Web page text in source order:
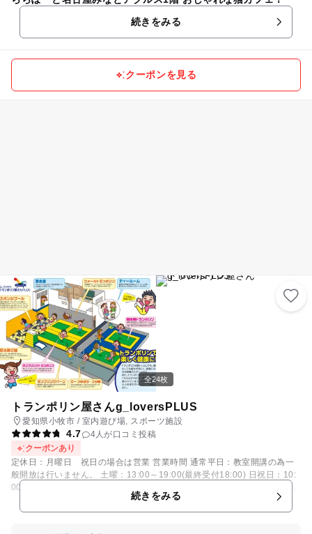
続きをみる
クーポンを見る
全24枚
トランポリン屋さんg_loversPLUS
愛知県小牧市 / 室内遊び場, スポーツ施設
4.7
4人が口コミ投稿
クーポンあり
定休日：月曜日 祝日の場合は営業 営業時間 通常平日：教室開講の為一
般開放は行いません。 土曜：13:00～19:00(最終受付18:00) 日祝日：10:
00～19:00(最終受付18:30) 長期休暇中は平日も営業！ ※急な変更もござ
入会後は期限等ございません 全館貸切60分 平日¥15,000
続きをみる